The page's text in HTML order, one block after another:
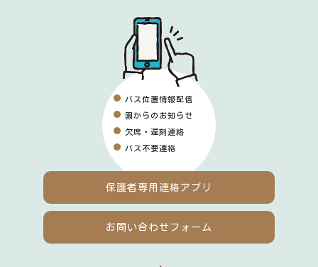
お問い合わせフォーム
保護者専用 連絡アプリ
バス位置情報配信
園からのお知らせ
欠席・遅刻連絡
バス不要連絡